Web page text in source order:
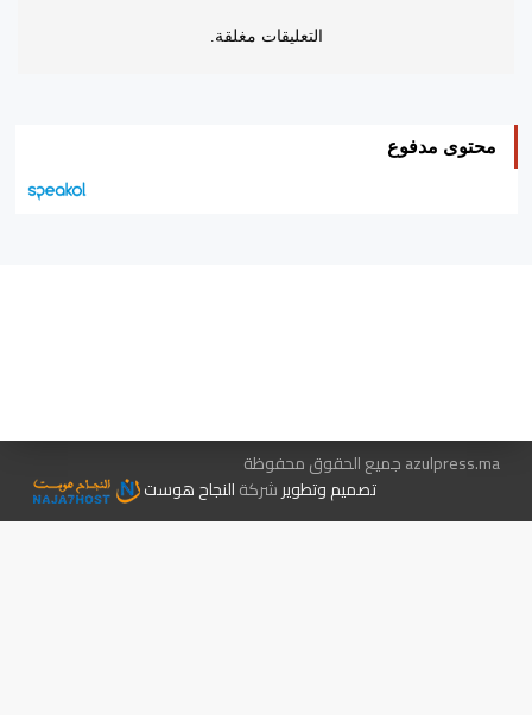
التعليقات مغلقة.
محتوى مدفوع
azulpress.ma جميع الحقوق محفوظة
تصميم وتطويرشركةالنجاح هوست